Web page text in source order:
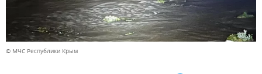
© МЧС Республики Крым